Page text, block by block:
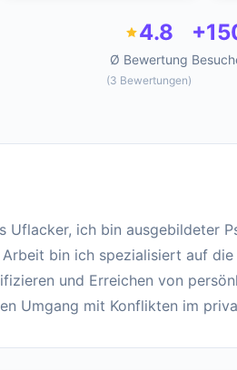
4.8
Ø Bewertung
(3 Bewertungen)
Uflacker, ich bin ausgebildeter
Arbeit bin ich spezialisiert auf
und Erreichen von
Umgang mit Konflikten im